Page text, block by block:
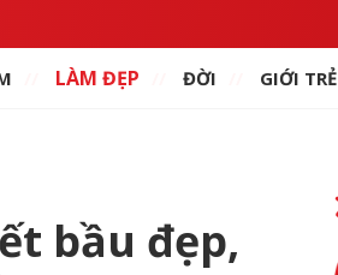
LÀM ĐẸP ĐỜI GIỚI TRẺ
bầu đẹp,